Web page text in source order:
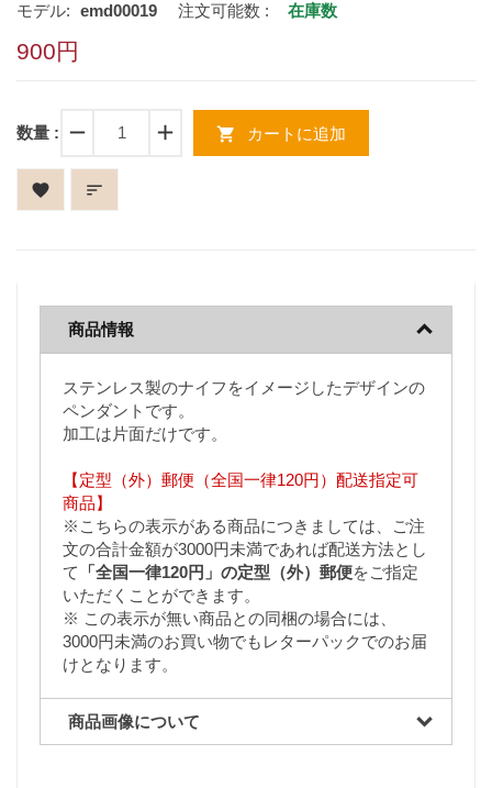
モデル: emd00019 注文可能数 : 在庫数
900円
数量 : remove add shopping_cart カートに追加
favorite sort
商品情報
ステンレス製のナイフをイメージしたデザインの
ペンダントです。
加工は片面だけです。
【定型（外）郵便（全国一律120円）配送指定可
商品】
※こちらの表示がある商品につきましては、ご注
文の合計金額が3000円未満であれば配送方法とし
て
「全国一律120円」の定型（外）郵便をご指定
いただくことができます。
※ この表示が無い商品との同梱の場合には、
3000円未満のお買い物でもレターパックでのお届
けとなります。
商品画像について